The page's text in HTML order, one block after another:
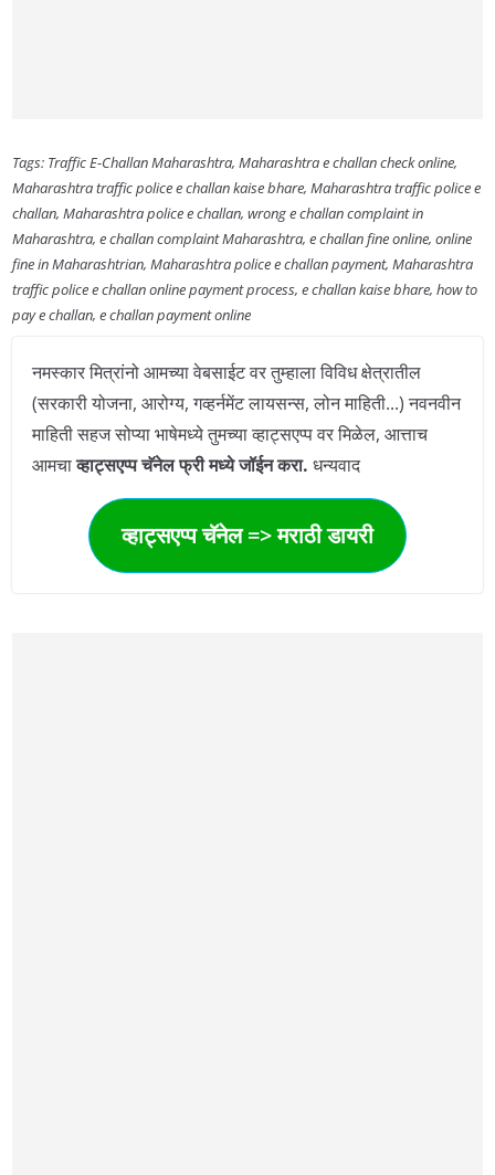
Tags: Traffic E-Challan Maharashtra, Maharashtra e challan check online,
Maharashtra traffic police e challan kaise bhare, Maharashtra traffic police e
challan, Maharashtra police e challan, wrong e challan complaint in
Maharashtra, e challan complaint Maharashtra, e challan fine online, online
fine in Maharashtrian, Maharashtra police e challan payment, Maharashtra
traffic police e challan online payment process, e challan kaise bhare, how to
pay e challan, e challan payment online
नमस्कार मित्रांनो आमच्या वेबसाईट वर तुम्हाला विविध क्षेत्रातील
(सरकारी योजना, आरोग्य, गव्हर्नमेंट लायसन्स, लोन माहिती...) नवनवीन
माहिती सहज सोप्या भाषेमध्ये तुमच्या व्हाट्सएप्प वर मिळेल, आत्ताच
आमचाव्हाट्सएप्प चॅनेल फ्री मध्ये जॉईन करा. धन्यवाद
व्हाट्सएप्प चॅनेल => मराठी डायरी